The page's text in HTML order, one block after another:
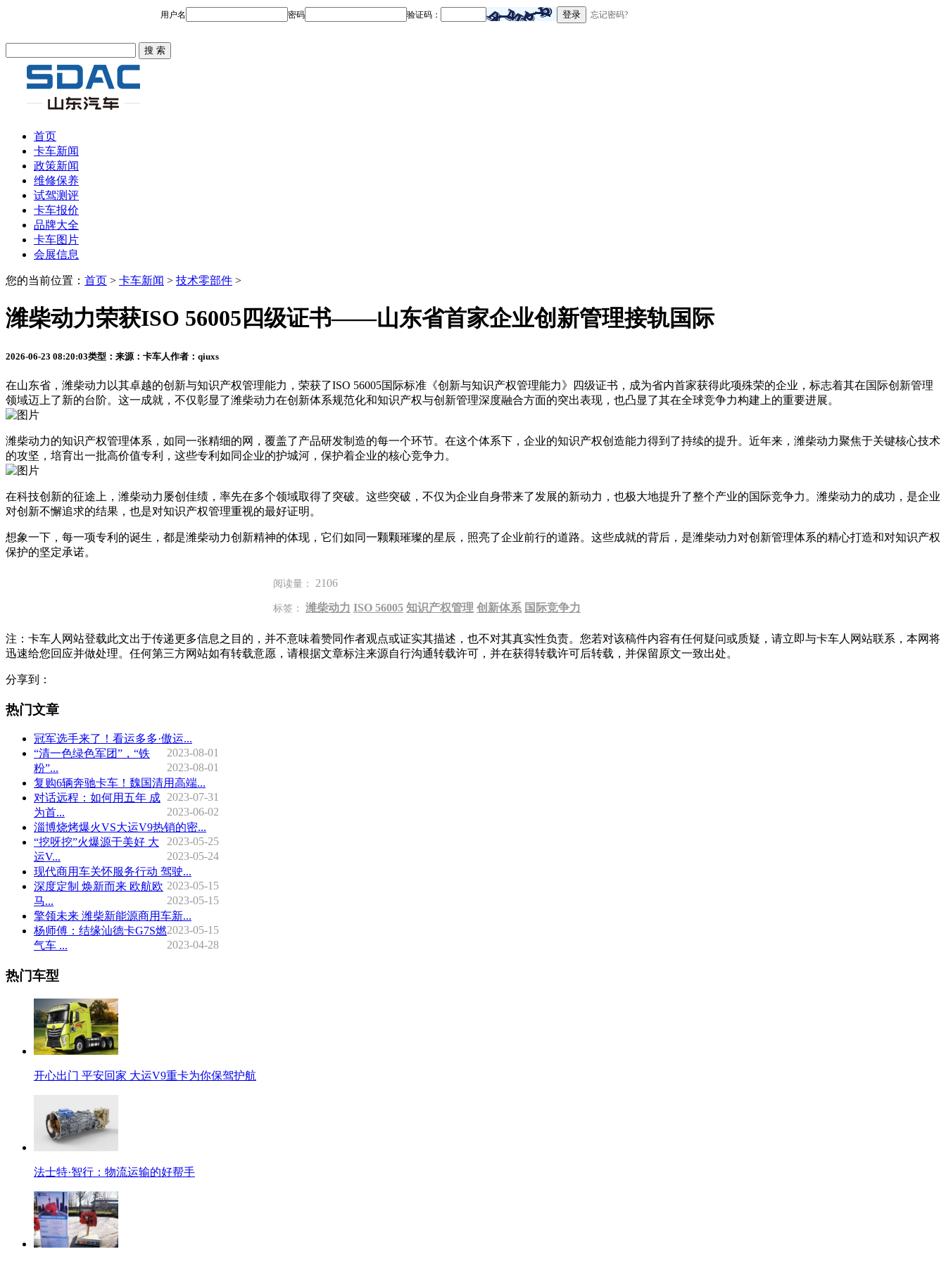
首页
卡车新闻
政策新闻
维修保养
试驾测评
卡车报价
品牌大全
卡车图片
会展信息
您的当前位置： 首页 > 卡车新闻 > 技术零部件 >
潍柴动力荣获ISO 56005四级证书——山东省首家企业创新管理接轨国际
2026-06-23 08:20:03类型： 来源：卡车人作者：qiuxs
在山东省，潍柴动力以其卓越的创新与知识产权管理能力，荣获了ISO 56005国际标准《创新与知识产权管理能力》四级证书，成为省内首家获得此项殊荣的企业，标志着其在国际创新管理
领域迈上了新的台阶。这一成就，不仅彰显了潍柴动力在创新体系规范化和知识产权与创新管理深度融合方面的突出表现，也凸显了其在全球竞争力构建上的重要进展。
潍柴动力的知识产权管理体系，如同一张精细的网，覆盖了产品研发制造的每一个环节。在这个体系下，企业的知识产权创造能力得到了持续的提升。近年来，潍柴动力聚焦于关键核心技术
的攻坚，培育出一批高价值专利，这些专利如同企业的护城河，保护着企业的核心竞争力。
在科技创新的征途上，潍柴动力屡创佳绩，率先在多个领域取得了突破。这些突破，不仅为企业自身带来了发展的新动力，也极大地提升了整个产业的国际竞争力。潍柴动力的成功，是企业
对创新不懈追求的结果，也是对知识产权管理重视的最好证明。
想象一下，每一项专利的诞生，都是潍柴动力创新精神的体现，它们如同一颗颗璀璨的星辰，照亮了企业前行的道路。这些成就的背后，是潍柴动力对创新管理体系的精心打造和对知识产权
保护的坚定承诺。
阅读量： 2106
标签： 潍柴动力 ISO 56005 知识产权管理 创新体系 国际竞争力
注：卡车人网站登载此文出于传递更多信息之目的，并不意味着赞同作者观点或证实其描述，也不对其真实性负责。您若对该稿件内容有任何疑问或质疑，请立即与卡车人网站联系，本网将
迅速给您回应并做处理。任何第三方网站如有转载意愿，请根据文章标注来源自行沟通转载许可，并在获得转载许可后转载，并保留原文一致出处。
分享到：
热门文章
冠军选手来了！看运多多·傲运...
2023-08-01
“清一色绿色军团”，“铁
粉”...
2023-08-01
复购6辆奔驰卡车！魏国清用高端...
2023-07-31
对话远程：如何用五年 成
为首...
2023-06-02
淄博烧烤爆火VS大运V9热销的密...
2023-05-25
“挖呀挖”火爆源于美好 大
运V...
2023-05-24
现代商用车关怀服务行动 驾驶...
2023-05-15
深度定制 焕新而来 欧航欧
马...
2023-05-15
擎领未来 潍柴新能源商用车新...
2023-05-15
杨师傅：结缘汕德卡G7S燃
气车 ...
2023-04-28
热门车型
开心出门 平安回家 大运V9重卡为你保驾护航
法士特·智行：物流运输的好帮手